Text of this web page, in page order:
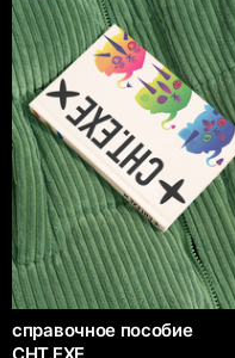
справочное пособие